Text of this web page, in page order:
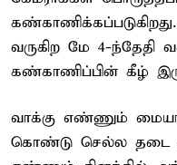
வருகிற மே 4-ந்தேதி
கண்காணிப்பின் கீழ்
வாக்கு எண்ணும்
கொண்டு செல்ல தடை